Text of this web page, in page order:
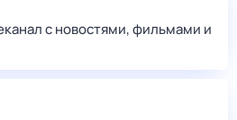
с новостями, фильмами и